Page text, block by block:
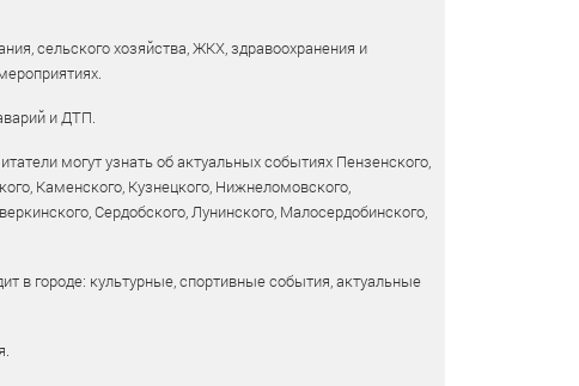
сельского хозяйства, ЖКХ, здравоохранения и
и ДТП.
могут узнать об актуальных событиях Пензенского,
Каменского, Кузнецкого, Нижнеломовского,
Сердобского, Лунинского, Малосердобинского,
в городе: культурные, спортивные события, актуальные